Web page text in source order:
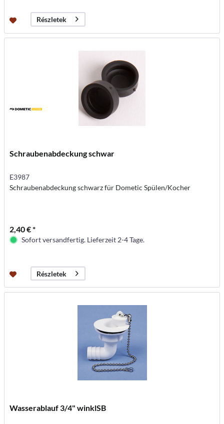
Részletek
Schraubenabdeckung schwar
E3987
Schraubenabdeckung schwarz für Dometic Spülen/Kocher
2,40 € *
Sofort versandfertig. Lieferzeit 2-4 Tage.
Részletek
Wasserablauf 3/4" winklSB